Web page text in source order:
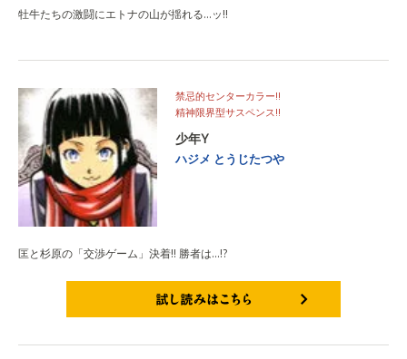
牡牛たちの激闘にエトナの山が揺れる…ッ!!
禁忌的センターカラー!!
精神限界型サスペンス!!
少年Y
ハジメ とうじたつや
匡と杉原の「交渉ゲーム」決着!! 勝者は…!?